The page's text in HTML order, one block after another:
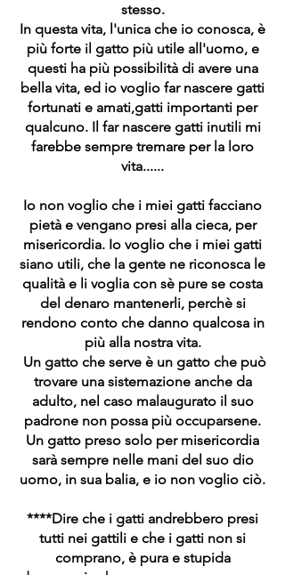
stesso.
In questa vita, l'unica che io conosca, è
più forte il gatto più utile all'uomo, e
questi ha più possibilità di avere una
bella vita, ed io voglio far nascere gatti
fortunati e amati,gatti importanti per
qualcuno. Il far nascere gatti inutili mi
farebbe sempre tremare per la loro
vita......
Io non voglio che i miei gatti facciano
pietà e vengano presi alla cieca, per
misericordia. Io voglio che i miei gatti
siano utili, che la gente ne riconosca le
qualità e li voglia con sè pure se costa
del denaro mantenerli, perchè si
rendono conto che danno qualcosa in
più alla nostra vita.
Un gatto che serve è un gatto che può
trovare una sistemazione anche da
adulto, nel caso malaugurato il suo
padrone non possa più occuparsene.
Un gatto preso solo per misericordia
sarà sempre nelle mani del suo dio
uomo, in sua balia, e io non voglio ciò.
****Dire che i gatti andrebbero presi
tutti nei gattili e che i gatti non si
comprano, è pura e stupida